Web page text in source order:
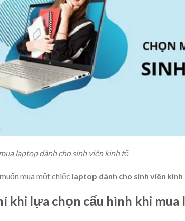
laptop dành cho sinh viên kinh tế
mua một chiếc laptop dành cho sinh viên
khi lựa chọn cấu hình khi